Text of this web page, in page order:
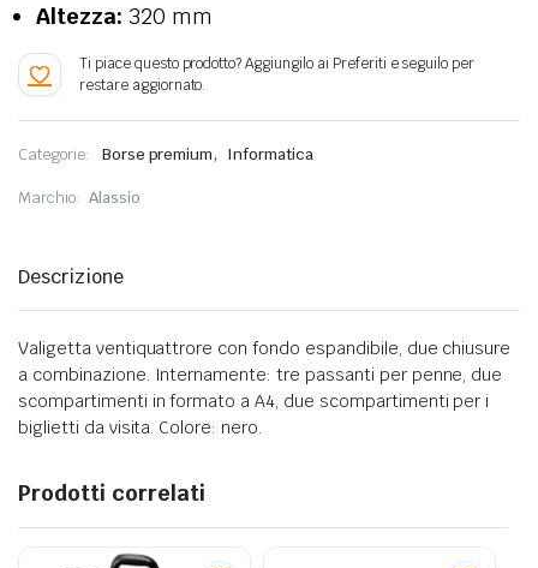
Altezza: 320 mm
Categorie: Borse premium, Informatica
Marchio: Alassio
Descrizione
Valigetta ventiquattrore con fondo espandibile, due chiusure
a combinazione. Internamente: tre passanti per penne, due
scompartimenti in formato a A4, due scompartimenti per i
biglietti da visita. Colore: nero.
Prodotti correlati